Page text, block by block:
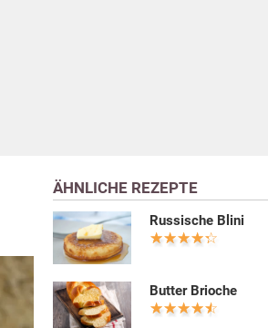
ÄHNLICHE REZEPTE
Russische Blini
Butter Brioche